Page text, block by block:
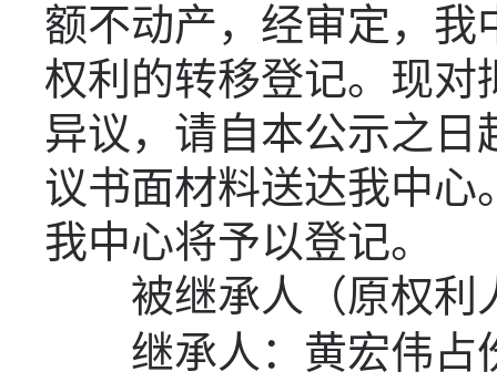
额不动产，经审定，我
权利的转移登记。现对
异议，请自本公示之日
议书面材料送达我中心
我中心将予以登记。
被继承人（原权利
继承人：黄宏伟占